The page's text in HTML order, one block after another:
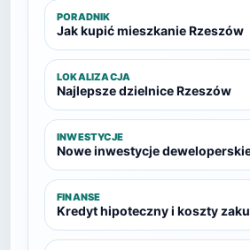
PORADNIK
Jak kupić mieszkanie Rzeszów
LOKALIZACJA
Najlepsze dzielnice Rzeszów
INWESTYCJE
Nowe inwestycje
FINANSE
Kredyt hipoteczny i koszty